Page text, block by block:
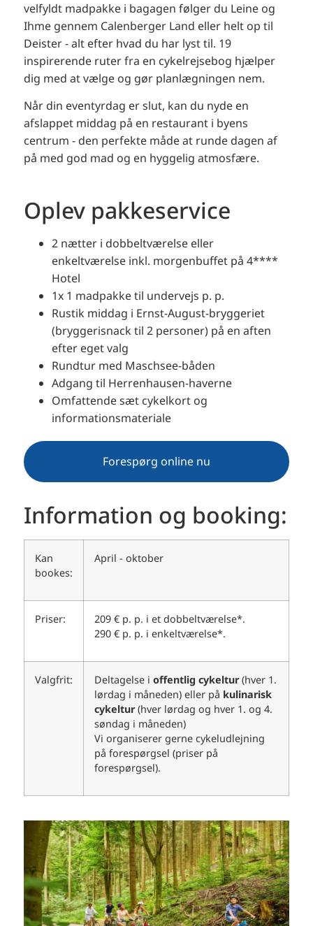
velfyldt madpakke i bagagen følger du Leine og
Ihme gennem Calenberger Land eller helt op til
Deister - alt efter hvad du har lyst til. 19
inspirerende ruter fra en cykelrejsebog hjælper
dig med at vælge og gør planlægningen nem.
Når din eventyrdag er slut, kan du nyde en
afslappet middag på en restaurant i byens
centrum - den perfekte måde at runde dagen af
på med god mad og en hyggelig atmosfære.
Oplev pakkeservice
2 nætter i dobbeltværelse eller
enkeltværelse inkl. morgenbuffet på 4****
Hotel
1x 1 madpakke til undervejs p. p.
Rustik middag i Ernst-August-bryggeriet
(bryggerisnack til 2 personer) på en aften
efter eget valg
Rundtur med Maschsee-båden
Adgang til Herrenhausen-haverne
Omfattende sæt cykelkort og
informationsmateriale
Forespørg online nu
Information og booking:
Kan
bookes:
April - oktober
Priser:
209 € p. p. i et dobbeltværelse*.
290 € p. p. i enkeltværelse*.
Valgfrit: Deltagelse i offentlig cykeltur(hver 1.
lørdag i måneden) eller på kulinarisk
cykeltur(hver lørdag og hver 1. og 4.
søndag i måneden)
Vi organiserer gerne cykeludlejning
på forespørgsel (priser på
forespørgsel).